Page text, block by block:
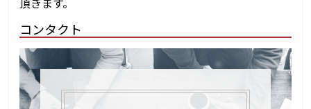
コンタクト